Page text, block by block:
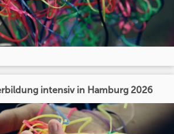
intensiv in Hamburg 2026